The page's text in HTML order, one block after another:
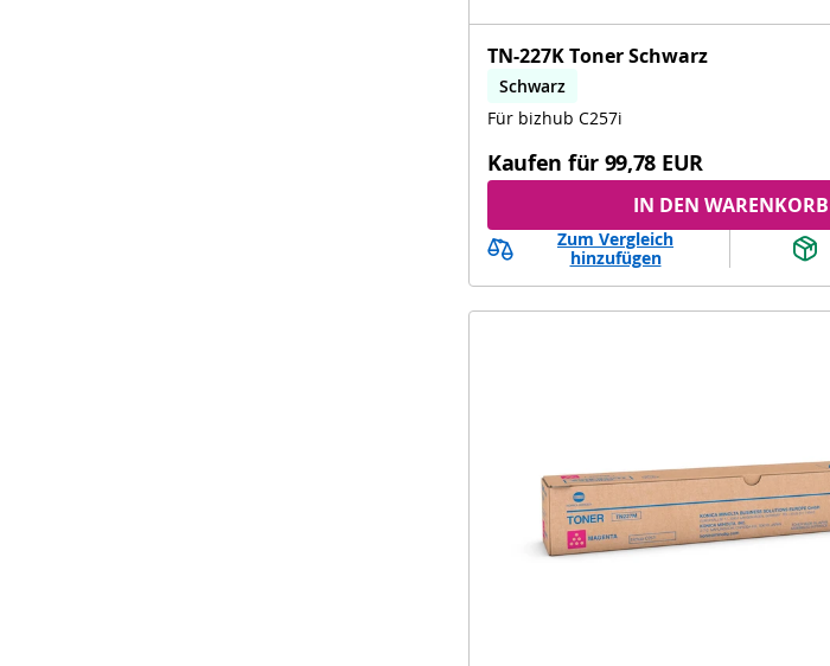
TN-227K Toner Schwarz
Schwarz
Für bizhub C257i
Kaufen für 99,78 EUR
IN DEN WARENKORB
Zum Vergleich
hinzufügen